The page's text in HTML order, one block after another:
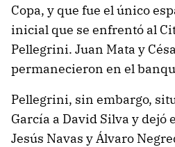
Copa, y que fue el único
inicial que se enfrentó al
Pellegrini. Juan Mata y
permanecieron en el
Pellegrini, sin embargo,
García a David Silva y dejó
Jesús Navas y Álvaro